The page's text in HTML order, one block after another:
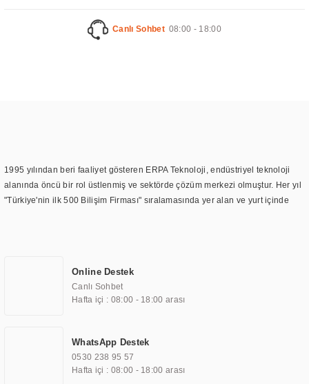
Canlı Sohbet 08:00 - 18:00
1995 yılından beri faaliyet gösteren ERPA Teknoloji, endüstriyel teknoloji
alanında öncü bir rol üstlenmiş ve sektörde çözüm merkezi olmuştur. Her yıl
"Türkiye'nin ilk 500 Bilişim Firması" sıralamasında yer alan ve yurt içinde
TOCHI markası altında kendi ürettiği ürünlerde kullanmıştır. Günümüzde
TOCHI; videowall, digital signage, kiosk, totem, akıllı durak ekranı, araç içi
ekran, asansör ekranı, digital menüboard, marin ekran, medikal ekran,
ekranları, endüstriyel ekranlar, kapı önü bilgi ekranları, panel PC,
endüstriyel Panel PC, mini PC, endüstriyel mini PC ve akıllı bina sistemleri
gibi çözümleri 4.5" ile 110” boyutları arasında üretebilirken, ayrıca standart
Online Destek
Canlı Sohbet
Hafta içi : 08:00 - 18:00 arası
WhatsApp Destek
0530 238 95 57
Hafta içi : 08:00 - 18:00 arası